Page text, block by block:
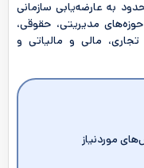
به عارضه‌یابی سازمانی
مدیریتی، حقوقی،
تجاری، مالی و مالیاتی و
موردنیاز